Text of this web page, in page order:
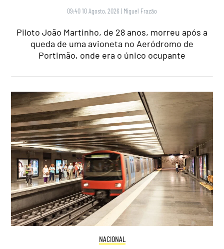
09:40 10 Agosto, 2026 | Miguel Frazão
Piloto João Martinho, de 28 anos, morreu após a
queda de uma avioneta no Aeródromo de
Portimão, onde era o único ocupante
NACIONAL